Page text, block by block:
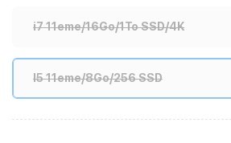
i7 11eme/16Go/1To SSD/4K
I5 11eme/8Go/256 SSD